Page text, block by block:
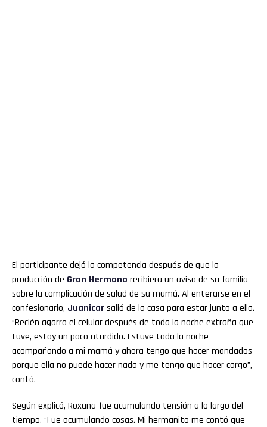
El participante dejó la competencia después de que la
producción de Gran Hermano recibiera un aviso de su familia
sobre la complicación de salud de su mamá. Al enterarse en el
confesionario, Juanicarsalió de la casa para estar junto a ella.
“Recién agarro el celular después de toda la noche extraña que
tuve, estoy un poco aturdido. Estuve toda la noche
acompañando a mi mamá y ahora tengo que hacer mandados
porque ella no puede hacer nada y me tengo que hacer cargo”,
contó.
Según explicó, Roxana fue acumulando tensión a lo largo del
tiempo. “Fue acumulando cosas. Mi hermanito me contó que